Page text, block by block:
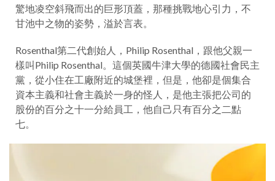
驚地凌空斜飛而出的巨形頂蓋，那種挑戰地心引力，不
甘池中之物的姿勢，溢於言表。
Rosenthal第二代創始人，Philip Rosenthal，跟他父親一
樣叫Philip Rosenthal。這個英國牛津大學的德國社會民主
黨，從小住在工廠附近的城堡裡，但是，他卻是個集合
資本主義和社會主義於一身的怪人，是他主張把公司的
股份的百分之十一分給員工，他自己只有百分之二點
七。